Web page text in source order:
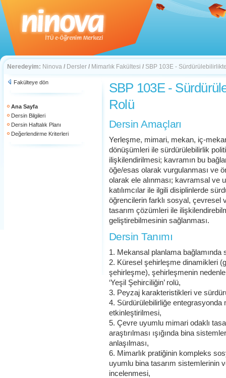
Neredeyim: Ninova / Dersler / Mimarlık Fakültesi / SBP 103E -
Fakülteye dön
Ana Sayfa
Dersin Bilgileri
Dersin Haftalık Planı
Değerlendirme Kriterleri
SBP 103E -
Rolü
Dersin Amaçları
Yerleşme, mimari, mekan, iç-
dönüşümleri ile sürdürülebilirlik
ilişkilendirilmesi; kavramın bu
öğe/esas olarak vurgulanması ve
olarak ele alınması; kavramsal ve
katılımcılar ile ilgili disiplinlerde
öğrencilerin farklı sosyal, çevresel
tasarım çözümleri ile
geliştirebilmesinin sağlanması.
Dersin Tanımı
1. Mekansal planlama bağlamında
2. Küresel şehirleşme dinamikleri
şehirleşme), şehirleşmenin
‘Yeşil Şehirciliğin’ rolü,
3. Peyzaj karakteristikleri ve
4. Sürdürülebilirliğe entegrasyonda
etkinleştirilmesi,
5. Çevre uyumlu mimari odaklı
araştırılması ışığında bina
anlaşılması,
6. Mimarlık pratiğinin kompleks
uyumlu bina tasarım sistemlerinin
incelenmesi,